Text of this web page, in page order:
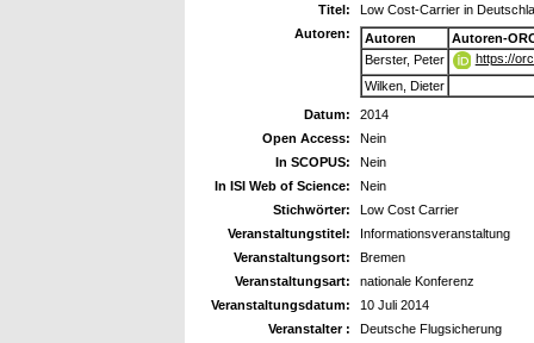
Titel:
Low Cost-Carrier in
Autoren:
Autoren
Autoren-
Berster, Peter
https://
Wilken, Dieter
Datum:
2014
Open Access:
Nein
In SCOPUS:
Nein
In ISI Web of Science:
Nein
Stichwörter:
Low Cost Carrier
Veranstaltungstitel:
Informationsveranstaltung
Veranstaltungsort:
Bremen
Veranstaltungsart:
nationale Konferenz
Veranstaltungsdatum:
10 Juli 2014
Veranstalter :
Deutsche Flugsicherung